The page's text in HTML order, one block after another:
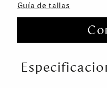
Guía de tallas